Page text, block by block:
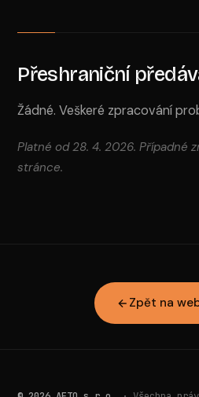
Přeshraniční
Žádné. Veškeré zpracování
Platné od 28. 4. 2026. Případné
stránce.
Zpět na